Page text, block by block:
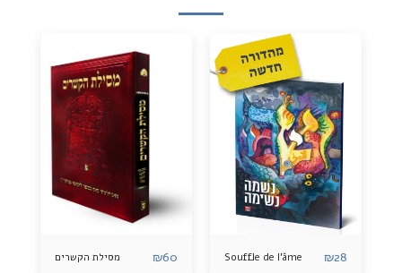
מסילת הקשרים ₪60 Souffle de l'âme ₪28